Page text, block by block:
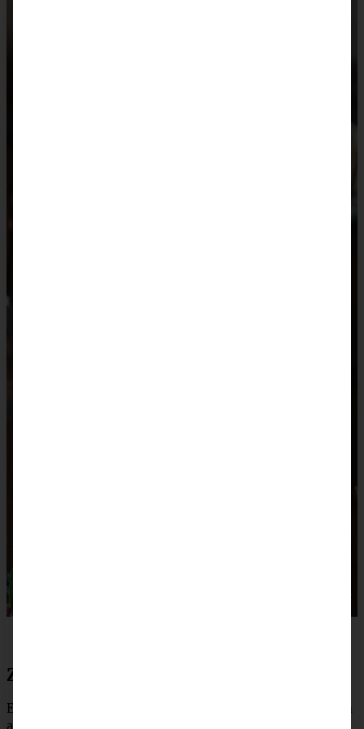
Zubereitung für Nuss-Sahne-Torte
Eine Springform von 20 cm mit Backpapier nur am Boden
auskleiden. Den Backofen auf 180 °C (160 °C Umluft)